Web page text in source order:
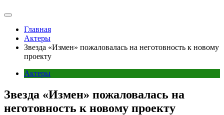
Главная
Актеры
Звезда «Измен» пожаловалась на неготовность к новому
проекту
Актеры
Звезда «Измен» пожаловалась на
неготовность к новому проекту